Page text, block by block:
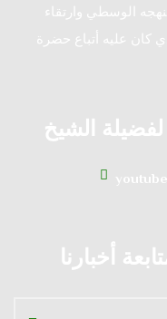
الوسطي وارتقاء
كان عليه أتباع حضرة
الشيخ
youtube
أخبارنا